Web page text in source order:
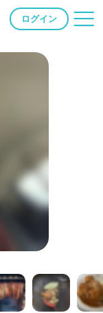
ログイン